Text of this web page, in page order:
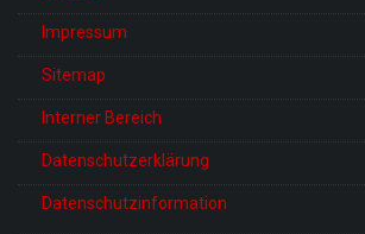
Impressum
Sitemap
Interner Bereich
Datenschutzerklärung
Datenschutzinformation